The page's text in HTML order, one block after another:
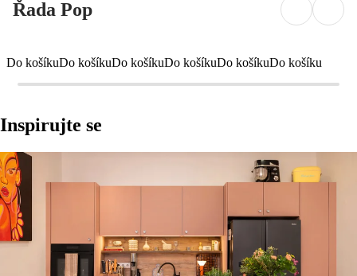
Řada Pop
Do košíkuDo košíkuDo košíkuDo košíkuDo košíkuDo košíku
Inspirujte se